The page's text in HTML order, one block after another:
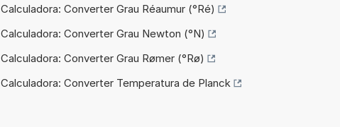
Calculadora: Converter Grau Réaumur (°Ré)
Calculadora: Converter Grau Newton (°N)
Calculadora: Converter Grau Rømer (°Rø)
Calculadora: Converter Temperatura de Planck